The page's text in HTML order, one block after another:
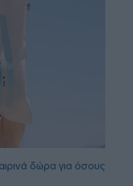
δώρα για όσους